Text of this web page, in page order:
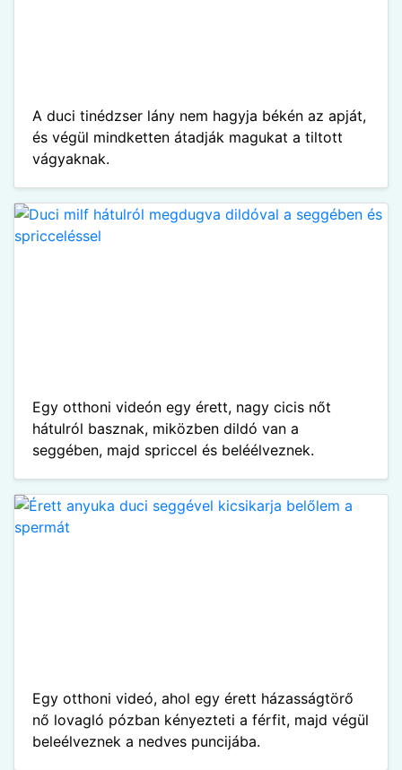
A duci tinédzser lány nem hagyja békén az apját,
és végül mindketten átadják magukat a tiltott
vágyaknak.
Egy otthoni videón egy érett, nagy cicis nőt
hátulról basznak, miközben dildó van a
seggében, majd spriccel és beléélveznek.
Egy otthoni videó, ahol egy érett házasságtörő
nő lovagló pózban kényezteti a férfit, majd végül
beleélveznek a nedves puncijába.